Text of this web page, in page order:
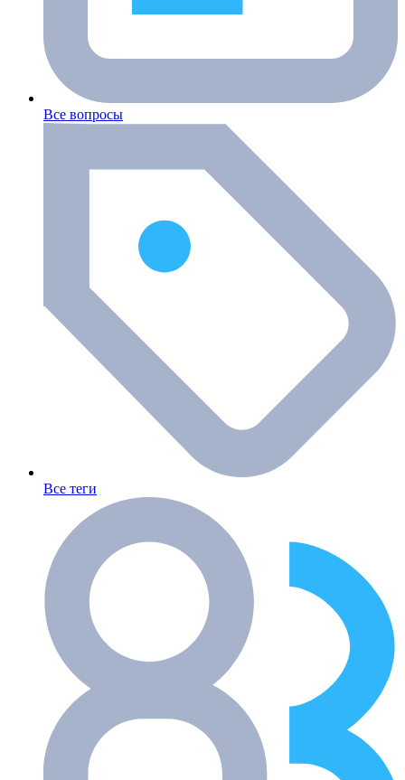
Все вопросы
Все теги